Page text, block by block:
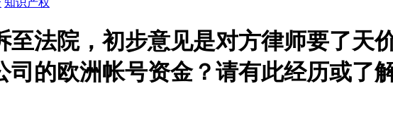
知识产权
法院，初步意见是对方律师要了天
的欧洲帐号资金？请有此经历或了